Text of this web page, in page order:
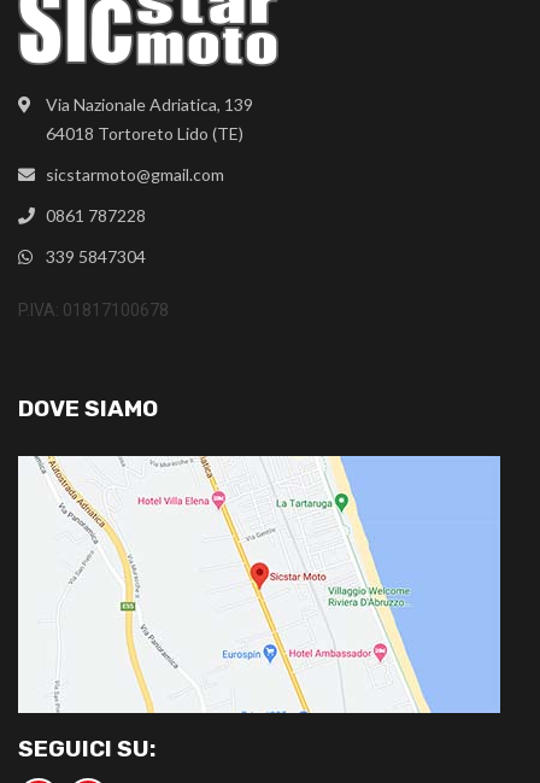
Via Nazionale Adriatica, 139
64018 Tortoreto Lido (TE)
sicstarmoto@gmail.com
0861 787228
339 5847304
P.IVA: 01817100678
DOVE SIAMO
SEGUICI SU: